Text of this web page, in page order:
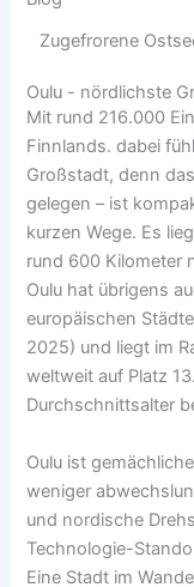
Zugefrorene
Oulu - nördlichste
Mit rund 216.000
Finnlands. dabei
Großstadt, denn
gelegen – ist
kurzen Wege. Es
rund 600 Kilometer
Oulu hat übrigens
europäischen
2025) und liegt im
weltweit auf Platz
Durchschnittsalter
Oulu ist
weniger
und nordische
Technologie-
Eine Stadt im